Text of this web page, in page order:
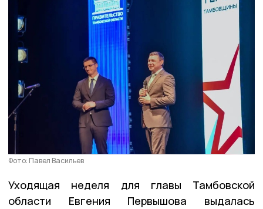
Фото: Павел Васильев
Уходящая неделя для главы Тамбовской
области Евгения Первышова выдалась